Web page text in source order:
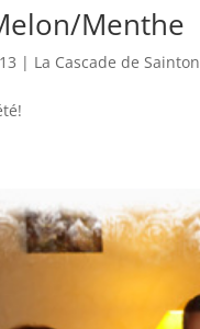
Menthe
| La Cascade de